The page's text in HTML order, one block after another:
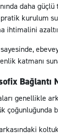
daha
pratik kurulum
ihtimalini
katmanı
Bağlantı
genellikle
çoğunluğunda